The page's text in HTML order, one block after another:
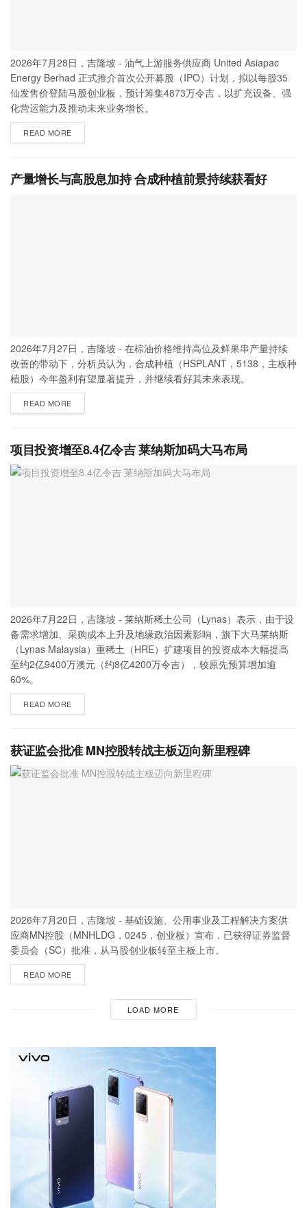
2026年7月28日，吉隆坡 - 油气上游服务供应商 United Asiapac
Energy Berhad 正式推介首次公开募股（IPO）计划，拟以每股35
仙发售价登陆马股创业板，预计筹集4873万令吉，以扩充设备、强
化营运能力及推动未来业务增长。
READ MORE
产量增长与高股息加持 合成种植前景持续获看好
2026年7月27日，吉隆坡 - 在棕油价格维持高位及鲜果串产量持续
改善的带动下，分析员认为，合成种植（HSPLANT，5138，主板种
植股）今年盈利有望显著提升，并继续看好其未来表现。
READ MORE
项目投资增至8.4亿令吉 莱纳斯加码大马布局
2026年7月22日，吉隆坡 - 莱纳斯稀土公司（Lynas）表示，由于设
备需求增加、采购成本上升及地缘政治因素影响，旗下大马莱纳斯
（Lynas Malaysia）重稀土（HRE）扩建项目的投资成本大幅提高
至约2亿9400万澳元（约8亿4200万令吉），较原先预算增加逾
60%。
READ MORE
获证监会批准 MN控股转战主板迈向新里程碑
2026年7月20日，吉隆坡 - 基础设施、公用事业及工程解决方案供
应商MN控股（MNHLDG，0245，创业板）宣布，已获得证券监督
委员会（SC）批准，从马股创业板转至主板上市。
READ MORE
LOAD MORE